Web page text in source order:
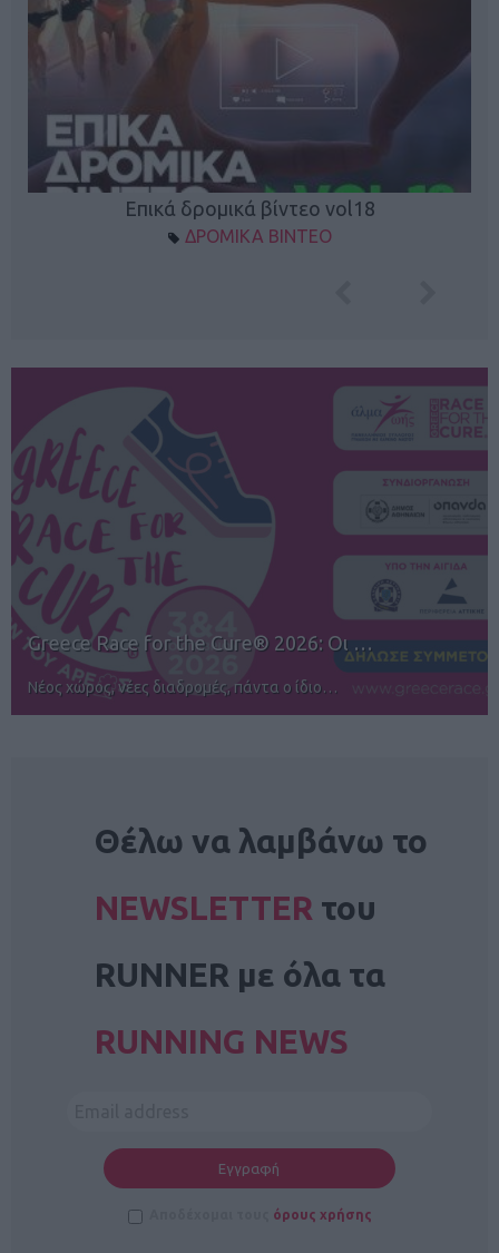
Επικά δρομικά βίντεο vol18
ΔΡΟΜΙΚΑ ΒΙΝΤΕΟ
12ος TUI Rhodes Marathon: Άνοιγμα
Αγώνες για όλους στην Ρόδο
Θέλω να λαμβάνω το
NEWSLETTER του
RUNNER με όλα τα
RUNNING NEWS
όρους χρήσης